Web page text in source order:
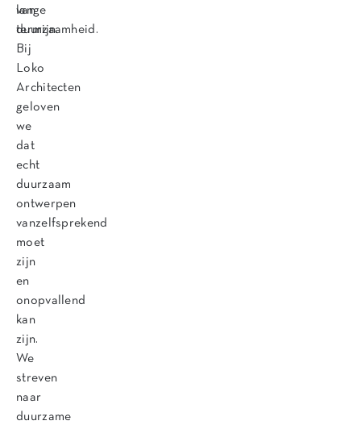
lange
termijn.
van
duurzaamheid.
Bij
Loko
Architecten
geloven
we
dat
echt
duurzaam
ontwerpen
vanzelfsprekend
moet
zijn
en
onopvallend
kan
zijn.
We
streven
naar
duurzame